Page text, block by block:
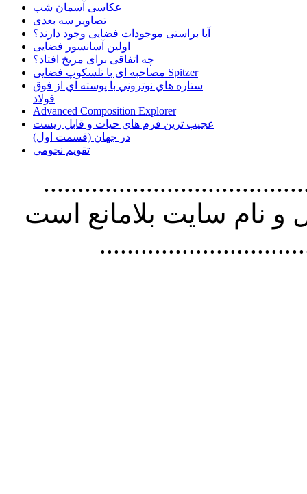
عکاسی آسمان شب
تصاویر سه بعدی
آیا براستی موجودات فضایی وجود دارند؟
اولین آسانسور فضایی
چه اتفاقی برای مریخ افتاد؟
مصاحبه ای با تلسکوپ فضایی Spitzer
ستاره هاي نوتروني با پوسته اي از فوق
فولاد
Advanced Composition Explorer
عجیب ترین فرم هاي حيات و قابل زيست
در جهان (قسمت اول)
تقویم نجومی
استفاده از
نام سايت بلامانع است